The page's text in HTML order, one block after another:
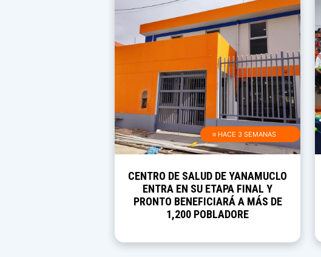
≡ HACE 3 SEMANAS
CENTRO DE SALUD DE YANAMUCLO
ENTRA EN SU ETAPA FINAL Y
PRONTO BENEFICIARÁ A MÁS DE
1,200 POBLADORE